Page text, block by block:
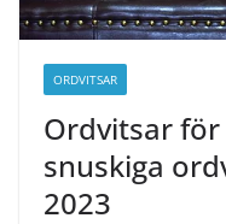
ORDVITSAR
Ordvitsar för
snuskiga
2023